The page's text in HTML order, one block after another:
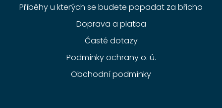
Příběhy u kterých se budete popadat za břicho
Doprava a platba
Časté dotazy
Podmínky ochrany o. ú.
Obchodní podmínky